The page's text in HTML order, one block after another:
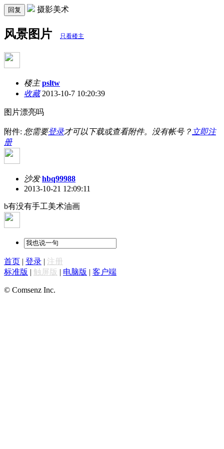
回复 摄影美术
风景图片 只看楼主
楼主 psltw
收藏2013-10-7 10:20:39
图片漂亮吗
附件: 您需要登录才可以下载或查看附件。没有帐号？ 立即注
册
沙发 hbq99988
2013-10-21 12:09:11
b有没有手工美术油画
首页 | 登录 | 注册
标准版 | 触屏版 | 电脑版 | 客户端
© Comsenz Inc.